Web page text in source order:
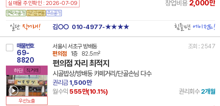
실매물 주인확인 : 2026-07-09 창업비용 2,000만
일단직거래! 김○○ 010-4977-★★★★ 힘들면에이전트!
매물번호
69-
8820
하단 직거래
우선노출
서울시 서초구 방배동
조회 : 2547
편의점
1층 82.5m²
편의점 자리 최적지
시골밥상/방배동 카페거리/단골손님 다수
권리금1,500만
월수익 555만(10.1%) 권리회수 2개월